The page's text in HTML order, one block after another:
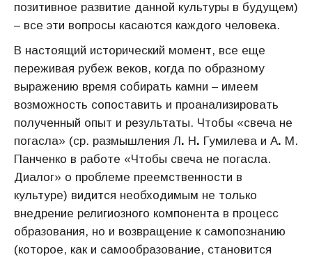
позитивное развитие данной культуры в будущем)
– все эти вопросы касаются каждого человека.
В настоящий исторический момент, все еще
переживая рубеж веков, когда по образному
выражению время собирать камни – имеем
возможность сопоставить и проанализировать
полученный опыт и результаты. Чтобы «свеча не
погасла» (ср. размышления Л. Н. Гумилева и А. М.
Панченко в работе «Чтобы свеча не погасла.
Диалог» о проблеме преемственности в
культуре) видится необходимым не только
внедрение религиозного компонента в процесс
образования, но и возвращение к самопознанию
(которое, как и самообразование, становится